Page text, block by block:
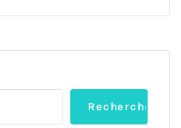
Rechercher